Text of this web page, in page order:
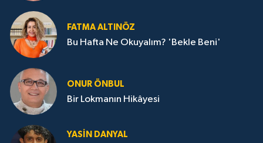
FATMA ALTINÖZ
Bu Hafta Ne Okuyalım? 'Bekle Beni'
ONUR ÖNBUL
Bir Lokmanın Hikâyesi
YASIN DANYAL